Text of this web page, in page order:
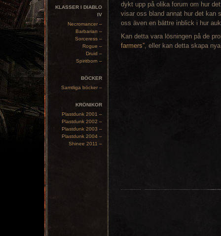
KLASSER I DIABLO
IV
Necromancer –
Barbarian –
Sorceress –
Rogue –
Druid –
Spiritborn –
BÖCKER
Samtliga böcker –
KRÖNIKOR
Plastdunk 2001 –
Plastdunk 2002 –
Plastdunk 2003 –
Plastdunk 2004 –
Shinee 2011 –
dykt upp på olika forum om hur
visar oss bland annat hur det kan
oss även en bättre inblick i hur
Kan detta vara lösningen på de
farmers”, eller kan detta skapa